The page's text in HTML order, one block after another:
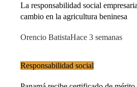
La responsabilidad social
cambio en la agricultura beninesa
Orencio BatistaHace 3 semanas
Responsabilidad social